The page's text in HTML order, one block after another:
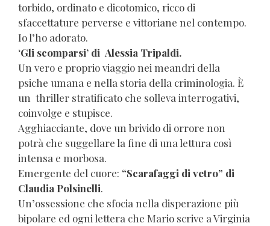
torbido, ordinato e dicotomico, ricco di
sfaccettature perverse e vittoriane nel contempo.
Io l’ho adorato.
‘Gli scomparsi’ di Alessia Tripaldi.
Un vero e proprio viaggio nei meandri della
psiche umana e nella storia della criminologia. È
un thriller stratificato che solleva interrogativi,
coinvolge e stupisce.
Agghiacciante, dove un brivido di orrore non
potrà che suggellare la fine di una lettura così
intensa e morbosa.
Emergente del cuore: “Scarafaggi di vetro” di
Claudia Polsinelli.
Un’ossessione che sfocia nella disperazione più
bipolare ed ogni lettera che Mario scrive a Virginia